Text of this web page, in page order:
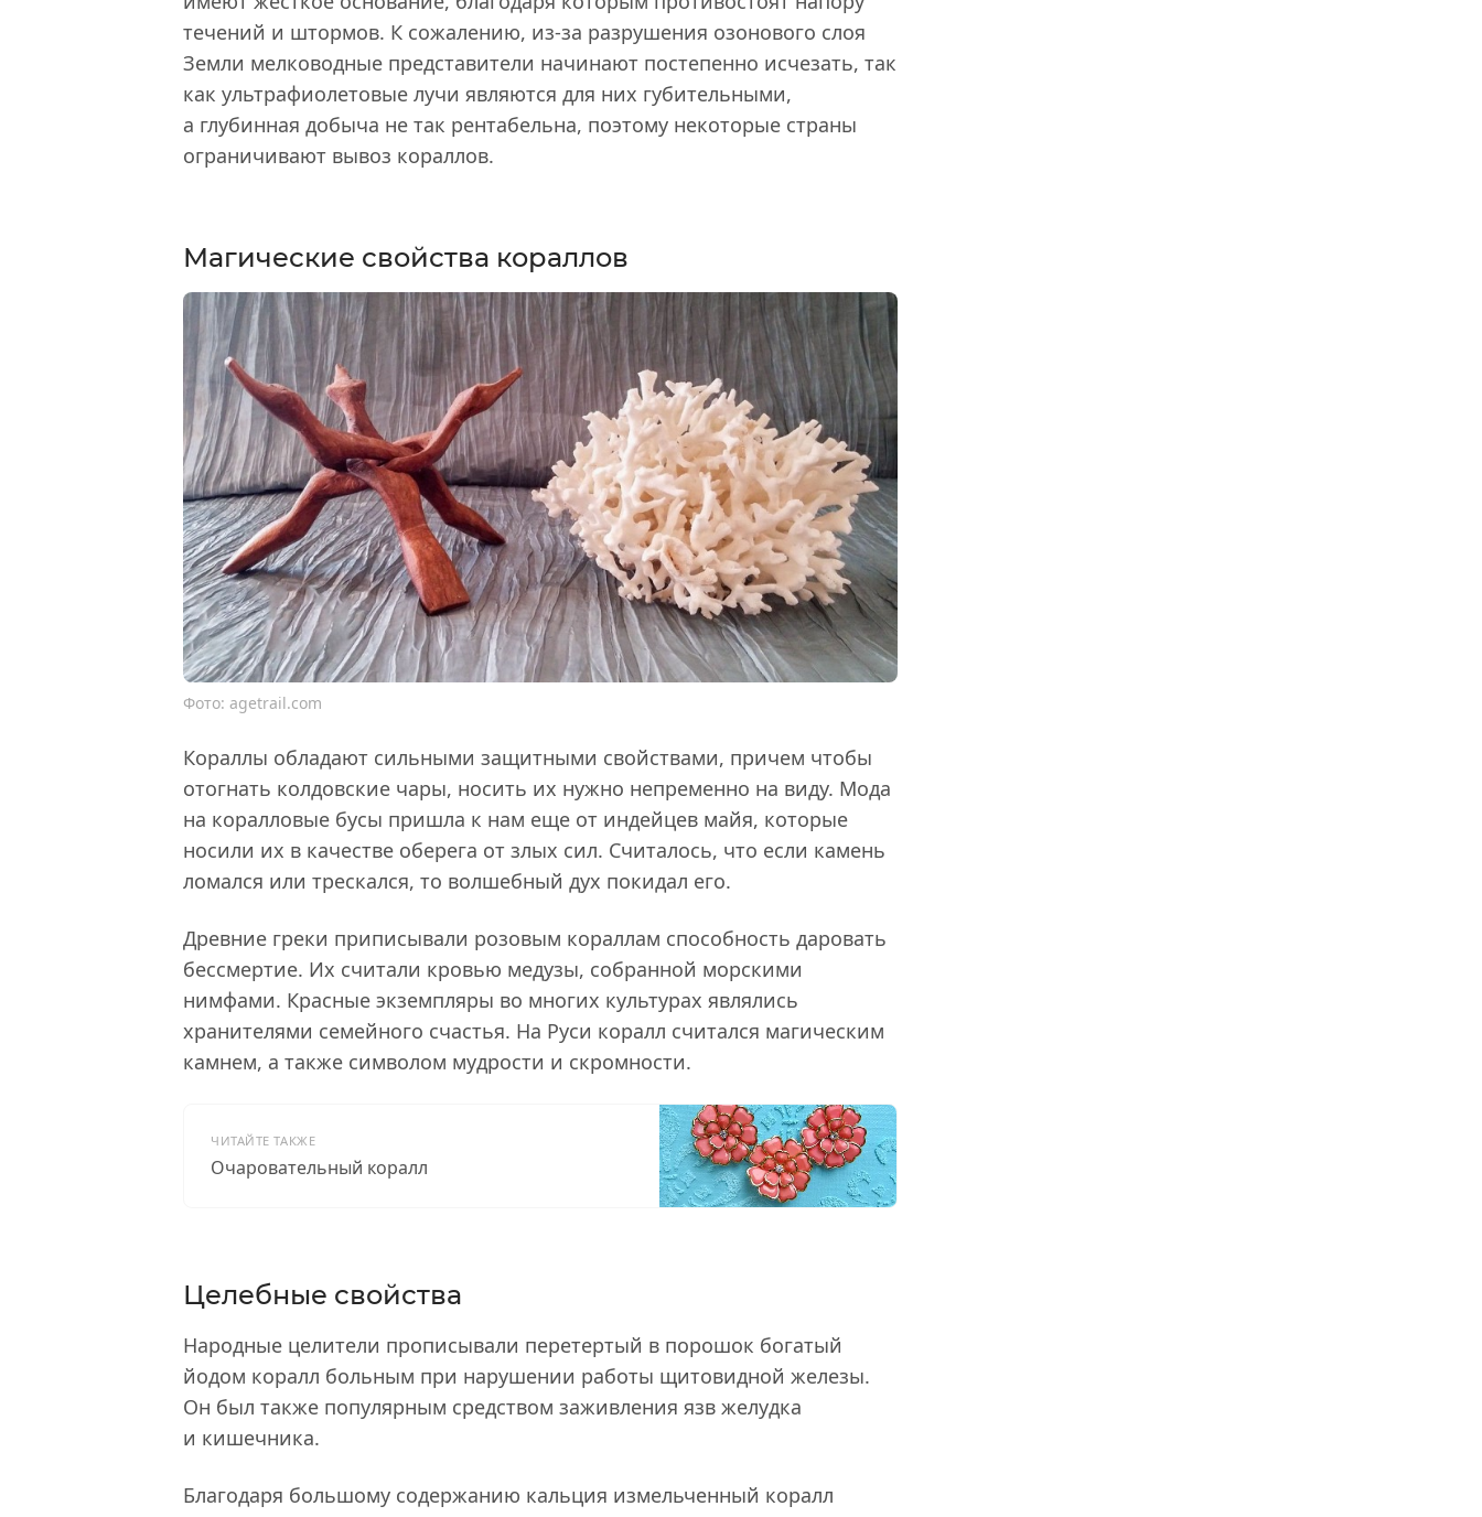
течений и штормов. К сожалению, из-за разрушения озонового слоя
Земли мелководные представители начинают постепенно исчезать, так
как ультрафиолетовые лучи являются для них губительными,
а глубинная добыча не так рентабельна, поэтому некоторые страны
ограничивают вывоз кораллов.
Магические свойства кораллов
Фото: agetrail.com
Кораллы обладают сильными защитными свойствами, причем чтобы
отогнать колдовские чары, носить их нужно непременно на виду. Мода
на коралловые бусы пришла к нам еще от индейцев майя, которые
носили их в качестве оберега от злых сил. Считалось, что если камень
ломался или трескался, то волшебный дух покидал его.
Древние греки приписывали розовым кораллам способность даровать
бессмертие. Их считали кровью медузы, собранной морскими
нимфами. Красные экземпляры во многих культурах являлись
хранителями семейного счастья. На Руси коралл считался магическим
камнем, а также символом мудрости и скромности.
ЧИТАЙТЕ ТАКЖЕ
Очаровательный коралл
Целебные свойства
Народные целители прописывали перетертый в порошок богатый
йодом коралл больным при нарушении работы щитовидной железы.
Он был также популярным средством заживления язв желудка
и кишечника.
Благодаря большому содержанию кальция измельченный коралл